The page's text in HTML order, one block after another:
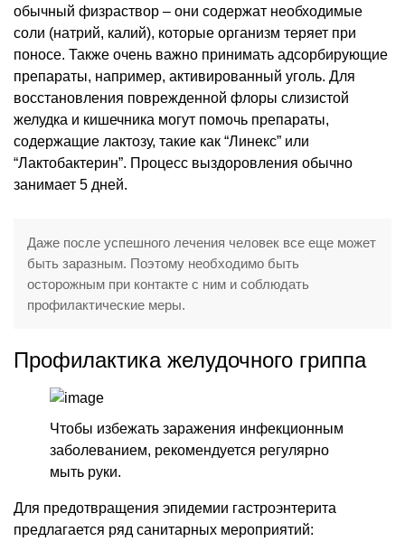
обычный физраствор – они содержат необходимые
соли (натрий, калий), которые организм теряет при
поносе. Также очень важно принимать адсорбирующие
препараты, например, активированный уголь. Для
восстановления поврежденной флоры слизистой
желудка и кишечника могут помочь препараты,
содержащие лактозу, такие как “Линекс” или
“Лактобактерин”. Процесс выздоровления обычно
занимает 5 дней.
Даже после успешного лечения человек все еще может
быть заразным. Поэтому необходимо быть
осторожным при контакте с ним и соблюдать
профилактические меры.
Профилактика желудочного гриппа
Чтобы избежать заражения инфекционным
заболеванием, рекомендуется регулярно
мыть руки.
Для предотвращения эпидемии гастроэнтерита
предлагается ряд санитарных мероприятий: